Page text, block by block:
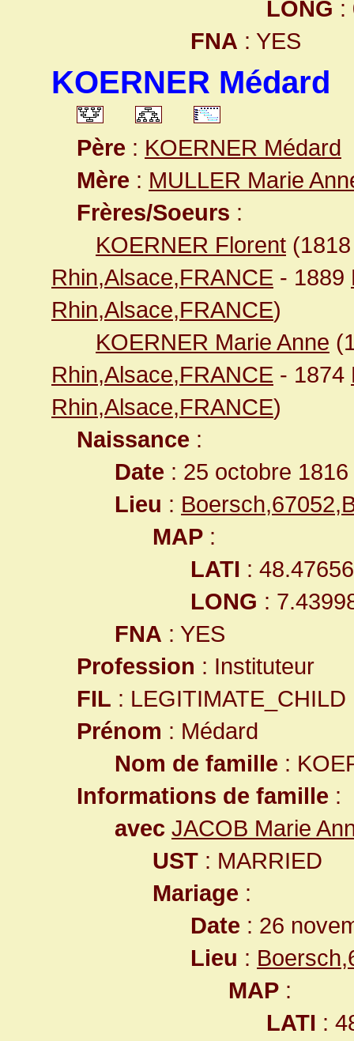
LONG :
FNA : YES
KOERNER Médard
Père : KOERNER Médard
Mère : MULLER Marie
Frères/Soeurs :
KOERNER Florent
Rhin,Alsace,FRANCE - 1889
Rhin,Alsace,FRANCE)
KOERNER Marie Anne
Rhin,Alsace,FRANCE - 1874
Rhin,Alsace,FRANCE)
Naissance :
Date : 25 octobre 1816
Lieu :
MAP :
LATI :
LONG :
FNA : YES
Profession : Instituteur
FIL : LEGITIMATE_CHILD
Prénom : Médard
Nom de famille :
Informations de famille :
avec JACOB Marie
UST : MARRIED
Mariage :
Date : 26
Lieu :
MAP :
LATI :